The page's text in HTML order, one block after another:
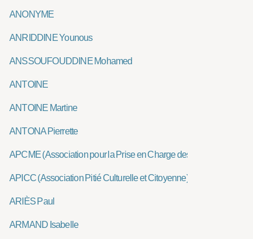
ANONYME
ANRIDDINE Younous
ANSSOUFOUDDINE Mohamed
ANTOINE
ANTOINE Martine
ANTONA Pierrette
APCME (Association pour la Prise en Charge des Maladies
APICC (Association Pitié Culturelle et Citoyenne)
ARIÈS Paul
ARMAND Isabelle